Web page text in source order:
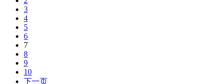
3
4
5
6
7
8
9
10
下一页